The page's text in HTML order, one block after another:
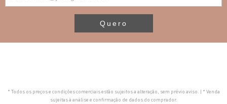
Quero
* Todos os preços e condições comerciais estão sujeitos a alteração, sem prévio aviso. | * Venda
sujeitas à análise e confirmação de dados do comprador.